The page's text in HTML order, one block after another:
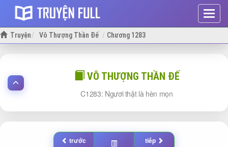
Hiện
menu
Truyện Vô Thượng Thần Đế Chương 1283
VÔ THƯỢNG THẦN ĐẾ
1283: Ngươi thật là hèn mọn
trước tiếp